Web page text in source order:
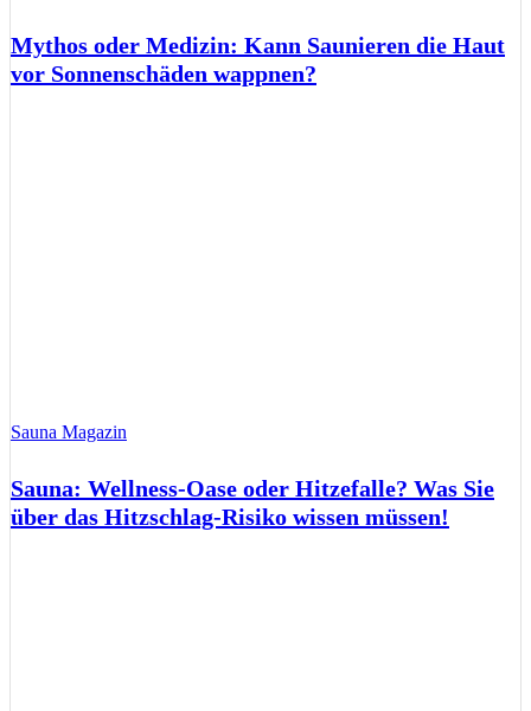
Mythos oder Medizin: Kann Saunieren die Haut
vor Sonnenschäden wappnen?
Sauna Magazin
Sauna: Wellness-Oase oder Hitzefalle? Was Sie
über das Hitzschlag-Risiko wissen müssen!